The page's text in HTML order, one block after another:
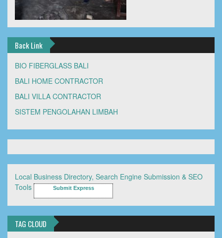
Back Link
BIO FIBERGLASS BALI
BALI HOME CONTRACTOR
BALI VILLA CONTRACTOR
SISTEM PENGOLAHAN LIMBAH
Local Business Directory, Search Engine Submission & SEO
Tools
Submit Express
TAG CLOUD